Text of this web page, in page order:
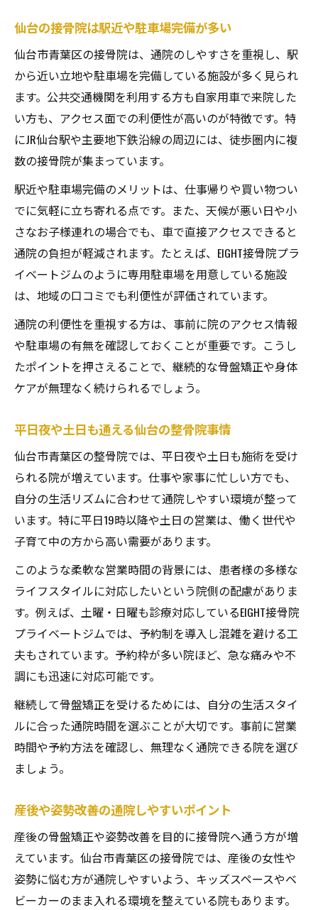
仙台の接骨院は駅近や駐車場完備が多い
仙台市青葉区の接骨院は、通院のしやすさを重視し、駅
から近い立地や駐車場を完備している施設が多く見られ
ます。公共交通機関を利用する方も自家用車で来院した
い方も、アクセス面での利便性が高いのが特徴です。特
にJR仙台駅や主要地下鉄沿線の周辺には、徒歩圏内に複
数の接骨院が集まっています。
駅近や駐車場完備のメリットは、仕事帰りや買い物つい
でに気軽に立ち寄れる点です。また、天候が悪い日や小
さなお子様連れの場合でも、車で直接アクセスできると
通院の負担が軽減されます。たとえば、EIGHT接骨院プラ
イベートジムのように専用駐車場を用意している施設
は、地域の口コミでも利便性が評価されています。
通院の利便性を重視する方は、事前に院のアクセス情報
や駐車場の有無を確認しておくことが重要です。こうし
たポイントを押さえることで、継続的な骨盤矯正や身体
ケアが無理なく続けられるでしょう。
平日夜や土日も通える仙台の整骨院事情
仙台市青葉区の整骨院では、平日夜や土日も施術を受け
られる院が増えています。仕事や家事に忙しい方でも、
自分の生活リズムに合わせて通院しやすい環境が整って
います。特に平日19時以降や土日の営業は、働く世代や
子育て中の方から高い需要があります。
このような柔軟な営業時間の背景には、患者様の多様な
ライフスタイルに対応したいという院側の配慮がありま
す。例えば、土曜・日曜も診療対応しているEIGHT接骨院
プライベートジムでは、予約制を導入し混雑を避ける工
夫もされています。予約枠が多い院ほど、急な痛みや不
調にも迅速に対応可能です。
継続して骨盤矯正を受けるためには、自分の生活スタイ
ルに合った通院時間を選ぶことが大切です。事前に営業
時間や予約方法を確認し、無理なく通院できる院を選び
ましょう。
産後や姿勢改善の通院しやすいポイント
産後の骨盤矯正や姿勢改善を目的に接骨院へ通う方が増
えています。仙台市青葉区の接骨院では、産後の女性や
姿勢に悩む方が通院しやすいよう、キッズスペースやベ
ビーカーのまま入れる環境を整えている院もあります。